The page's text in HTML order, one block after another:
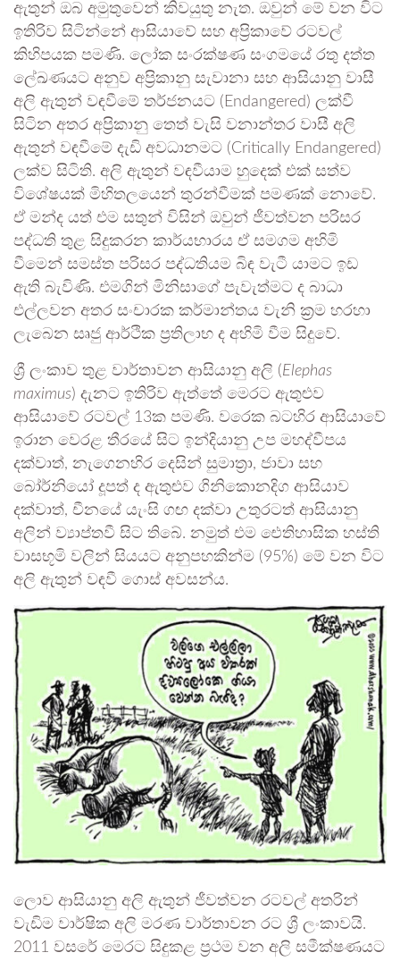
ඇතුන් ඔබ අමුතුවෙන් කිවයුතු නැත. ඔවුන් මේ වන විට
ඉතිරිව සිටින්නේ ආසියාවේ සහ අප්‍රිකාවේ රටවල්
කිහිපයක පමණි. ලෝක සංරක්ෂණ සංගමයේ රතු දත්ත
ලේඛණයට අනුව අප්‍රිකානු සැවානා සහ ආසියානු වාසී
අලි ඇතුන් වඳවීමේ තර්ජනයට (Endangered) ලක්වී
සිටින අතර අප්‍රිකානු තෙත් වැසි වනාන්තර වාසී අලි
ඇතුන් වඳවීමේ දැඩි අවධානමට (Critically Endangered)
ලක්ව සිටිති. අලි ඇතුන් වඳවීයාම හුදෙක් එක් සත්ව
විශේෂයක් මිහිතලයෙන් තුරන්වීමක් පමණක් නොවේ.
ඒ මන්ද යත් එම සතුන් විසින් ඔවුන් ජීවත්වන පරිසර
පද්ධති තුළ සිදුකරන කාර්යභාරය ඒ සමගම අහිමි
වීමෙන් සමස්ත පරිසර පද්ධතියම බිඳ වැටී යාමට ඉඩ
ඇති බැවිණි. එමගින් මිනිසාගේ පැවැත්මට ද බාධා
එල්ලවන අතර සංචාරක කර්මාන්තය වැනි ක්‍රම හරහා
ලැබෙන සෘජු ආර්ථික ප්‍රතිලාභ ද අහිමි වීම සිදුවේ.
ශ්‍රී ලංකාව තුළ වාර්තාවන ආසියානු අලි (Elephas
maximus) දැනට ඉතිරිව ඇත්තේ මෙරට ඇතුළුව
ආසියාවේ රටවල් 13ක පමණි. වරෙක බටහිර ආසියාවේ
ඉරාන වෙරළ තීරයේ සිට ඉන්දියානු උප මහද්වීපය
දක්වාත්, නැගෙනහිර දෙසින් සුමාත්‍රා, ජාවා සහ
බෝර්නියෝ දූපත් ද ඇතුළුව ගිනිකොනදිග ආසියාව
දක්වාත්, චීනයේ යැංසි ගඟ දක්වා උතුරටත් ආසියානු
අලින් ව්‍යාප්තවී සිට තිබේ. නමුත් එම ඓතිහාසික හස්ති
වාසභූමි වලින් සියයට අනුපහකින්ම (95%) මේ වන විට
අලි ඇතුන් වඳවී ගොස් අවසන්ය.
ලොව ආසියානු අලි ඇතුන් ජීවත්වන රටවල් අතරින්
වැඩිම වාර්ෂික අලි මරණ වාර්තාවන රට ශ්‍රී ලංකාවයි.
2011 වසරේ මෙරට සිදුකළ ප්‍රථම වන අලි සමීක්ෂණයට